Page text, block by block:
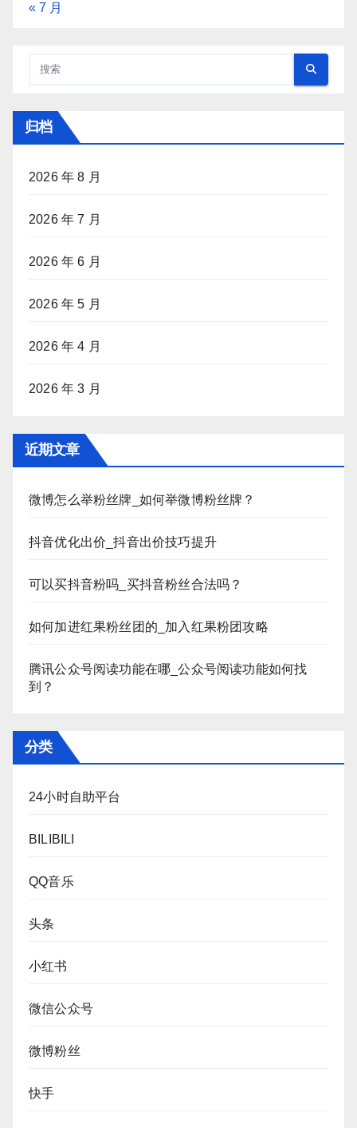
« 7 月
归档
2026 年 8 月
2026 年 7 月
2026 年 6 月
2026 年 5 月
2026 年 4 月
2026 年 3 月
近期文章
微博怎么举粉丝牌_如何举微博粉丝牌？
抖音优化出价_抖音出价技巧提升
可以买抖音粉吗_买抖音粉丝合法吗？
如何加进红果粉丝团的_加入红果粉团攻略
腾讯公众号阅读功能在哪_公众号阅读功能如何找
到？
分类
24小时自助平台
BILIBILI
QQ音乐
头条
小红书
微信公众号
微博粉丝
快手